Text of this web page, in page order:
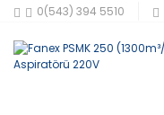
0(543) 394 5510